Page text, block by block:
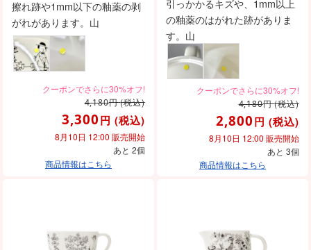
擦れ跡や1mm以下の釉薬の剥
がれがあります。山
4,180円(税込)
3,300円 (税込)
8月10日 12:00 販売開始
あと 2個
商品情報はこちら
引っかかるキズや、1mm以上
の釉薬のはがれた跡がありま
す。山
4,180円(税込)
2,800円 (税込)
8月10日 12:00 販売開始
あと 3個
商品情報はこちら